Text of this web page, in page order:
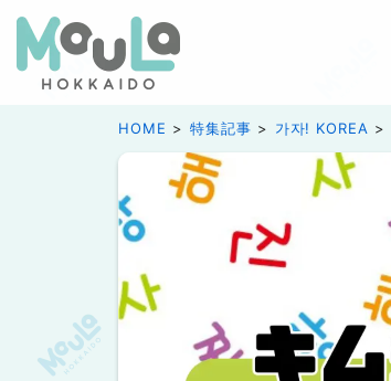
HOME 特集記事 가자! KOREA